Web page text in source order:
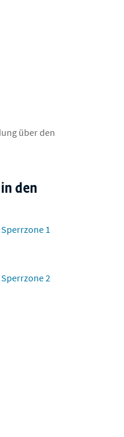
über den
den
1
2